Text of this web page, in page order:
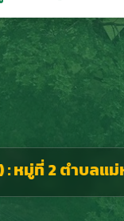
ที่ 2 ตำบลแม่